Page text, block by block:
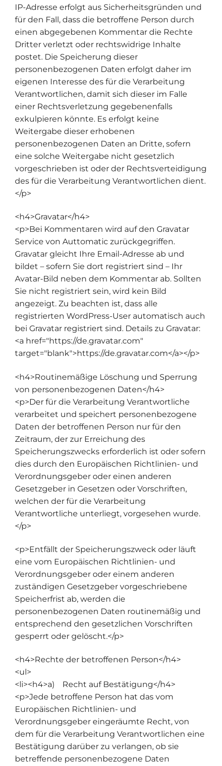
IP-Adresse erfolgt aus Sicherheitsgründen und
für den Fall, dass die betroffene Person durch
einen abgegebenen Kommentar die Rechte
Dritter verletzt oder rechtswidrige Inhalte
postet. Die Speicherung dieser
personenbezogenen Daten erfolgt daher im
eigenen Interesse des für die Verarbeitung
Verantwortlichen, damit sich dieser im Falle
einer Rechtsverletzung gegebenenfalls
exkulpieren könnte. Es erfolgt keine
Weitergabe dieser erhobenen
personenbezogenen Daten an Dritte, sofern
eine solche Weitergabe nicht gesetzlich
vorgeschrieben ist oder der Rechtsverteidigung
des für die Verarbeitung Verantwortlichen dient.
</p>
<h4>Gravatar</h4>
<p>Bei Kommentaren wird auf den Gravatar
Service von Auttomatic zurückgegriffen.
Gravatar gleicht Ihre Email-Adresse ab und
bildet – sofern Sie dort registriert sind – Ihr
Avatar-Bild neben dem Kommentar ab. Sollten
Sie nicht registriert sein, wird kein Bild
angezeigt. Zu beachten ist, dass alle
registrierten WordPress-User automatisch auch
bei Gravatar registriert sind. Details zu Gravatar:
<a href="https://de.gravatar.com"
target="blank">https://de.gravatar.com</a></p>
<h4>Routinemäßige Löschung und Sperrung
von personenbezogenen Daten</h4>
<p>Der für die Verarbeitung Verantwortliche
verarbeitet und speichert personenbezogene
Daten der betroffenen Person nur für den
Zeitraum, der zur Erreichung des
Speicherungszwecks erforderlich ist oder sofern
dies durch den Europäischen Richtlinien- und
Verordnungsgeber oder einen anderen
Gesetzgeber in Gesetzen oder Vorschriften,
welchen der für die Verarbeitung
Verantwortliche unterliegt, vorgesehen wurde.
</p>
<p>Entfällt der Speicherungszweck oder läuft
eine vom Europäischen Richtlinien- und
Verordnungsgeber oder einem anderen
zuständigen Gesetzgeber vorgeschriebene
Speicherfrist ab, werden die
personenbezogenen Daten routinemäßig und
entsprechend den gesetzlichen Vorschriften
gesperrt oder gelöscht.</p>
<h4>Rechte der betroffenen Person</h4>
<ul>
<li><h4>a) Recht auf Bestätigung</h4>
<p>Jede betroffene Person hat das vom
Europäischen Richtlinien- und
Verordnungsgeber eingeräumte Recht, von
dem für die Verarbeitung Verantwortlichen eine
Bestätigung darüber zu verlangen, ob sie
betreffende personenbezogene Daten